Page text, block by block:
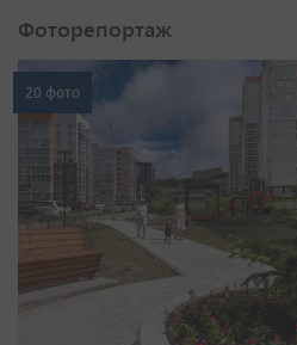
Фоторепортаж
20 фото